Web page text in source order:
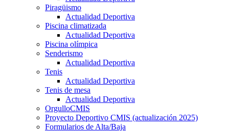
Piragüismo
Actualidad Deportiva
Piscina climatizada
Actualidad Deportiva
Piscina olímpica
Senderismo
Actualidad Deportiva
Tenis
Actualidad Deportiva
Tenis de mesa
Actualidad Deportiva
OrgulloCMIS
Proyecto Deportivo CMIS (actualización 2025)
Formularios de Alta/Baja